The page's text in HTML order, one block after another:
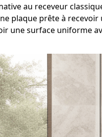
au receveur
plaque prête à
une surface uniforme